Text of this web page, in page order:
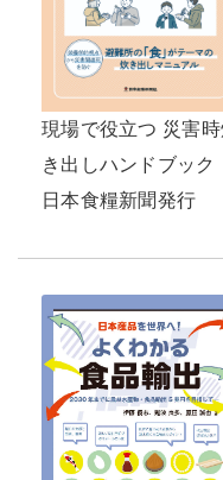
現場で役立つ 災害時
き出しハンドブック
日本食糧新聞発行